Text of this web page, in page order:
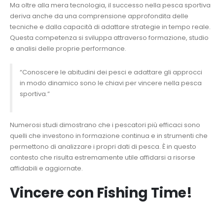
Ma oltre alla mera tecnologia, il successo nella pesca sportiva
deriva anche da una comprensione approfondita delle
tecniche e dalla capacità di adattare strategie in tempo reale.
Questa competenza si sviluppa attraverso formazione, studio
e analisi delle proprie performance.
“Conoscere le abitudini dei pesci e adattare gli approcci
in modo dinamico sono le chiavi per vincere nella pesca
sportiva.”
Numerosi studi dimostrano che i pescatori più efficaci sono
quelli che investono in formazione continua e in strumenti che
permettono di analizzare i propri dati di pesca. È in questo
contesto che risulta estremamente utile affidarsi a risorse
affidabili e aggiornate.
Vincere con Fishing Time!